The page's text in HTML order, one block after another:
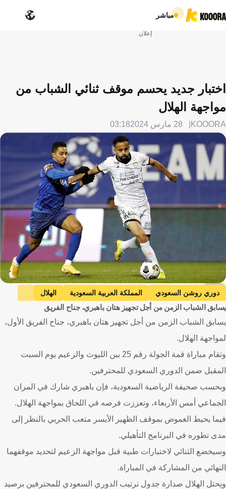
مباشر
إعلان
اختبار جديد يحسم موقف ثنائي الشباب من
مواجهة الهلال
KOOORA 28 مارس 2024 03:18
دوري روشن السعودي المملكة العربية السعودية
الهلال
الشباب
هتان سلطان باهبري متعب الحربي كرة قدميسابق الشباب الزمن من أجل تجهيز هتان باهبري، جناح الفريق
يسابق الشباب الزمن من أجل تجهيز هتان باهبري، جناح الفريق الأول،
لمواجهة الهلال.
وتقام مباراة قمة الجولة رقم 25 بين الليوث والزعيم يوم السبت
المقبل ضمن الدوري السعودي للمحترفين.
وبحسب صحيفة الرياضية السعودية، فإن باهبري شارك في المران
الجماعي أمس الأربعاء، وتعززت فرصه في اللحاق بمواجهة الهلال.
فيما يحيط الغموض بموقف الظهير الأيسر متعب الحربي بالنظر إلى
مدى تطوره في البرنامج التأهيلي.
وسيخضع الثنائي لاختبارات طبية قبل مواجهة الزعيم لتحديد موقفهما
النهائي من المشاركة في المباراة.
ويحتل الهلال صدارة جدول ترتيب الدوري السعودي للمحترفين برصيد